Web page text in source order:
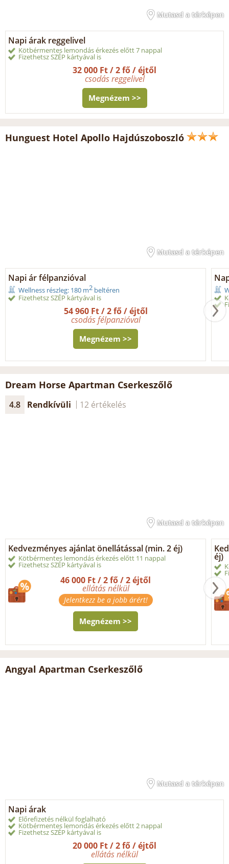
Mutasd a térképen
Napi árak reggelivel
Kötbérmentes lemondás érkezés előtt 7 nappal
Fizethetsz SZÉP kártyával is
32 000 Ft / 2 fő / éjtől
csodás reggelivel
Megnézem >>
Hunguest Hotel Apollo Hajdúszoboszló
Mutasd a térképen
Napi ár félpanzióval
Wellness részleg: 180 m2 beltéren
Fizethetsz SZÉP kártyával is
54 960 Ft / 2 fő / éjtől
csodás félpanzióval
Megnézem >>
Dream Horse Apartman Cserkeszőlő
4.8 Rendkívüli 12 értékelés
Mutasd a térképen
Kedvezményes ajánlat önellátással (min. 2 éj)
Kötbérmentes lemondás érkezés előtt 11 nappal
Fizethetsz SZÉP kártyával is
46 000 Ft / 2 fő / 2 éjtől
ellátás nélkül
Jelentkezz be a jobb árért!
Megnézem >>
éj)
Angyal Apartman Cserkeszőlő
Mutasd a térképen
Napi árak
Előrefizetés nélkül foglalható
Kötbérmentes lemondás érkezés előtt 2 nappal
Fizethetsz SZÉP kártyával is
20 000 Ft / 2 fő / éjtől
ellátás nélkül